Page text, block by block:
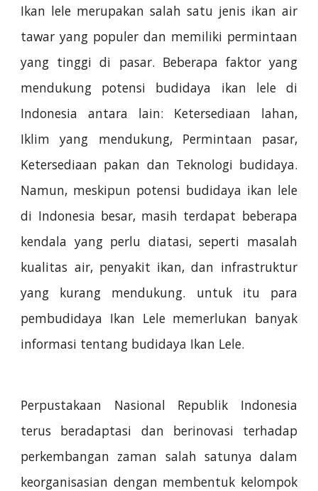
Ikan lele merupakan salah satu jenis ikan air
tawar yang populer dan memiliki permintaan
yang tinggi di pasar. Beberapa faktor yang
mendukung potensi budidaya ikan lele di
Indonesia antara lain: Ketersediaan lahan,
Iklim yang mendukung, Permintaan pasar,
Ketersediaan pakan dan Teknologi budidaya.
Namun, meskipun potensi budidaya ikan lele
di Indonesia besar, masih terdapat beberapa
kendala yang perlu diatasi, seperti masalah
kualitas air, penyakit ikan, dan infrastruktur
yang kurang mendukung. untuk itu para
pembudidaya Ikan Lele memerlukan banyak
informasi tentang budidaya Ikan Lele.
Perpustakaan Nasional Republik Indonesia
terus beradaptasi dan berinovasi terhadap
perkembangan zaman salah satunya dalam
keorganisasian dengan membentuk kelompok